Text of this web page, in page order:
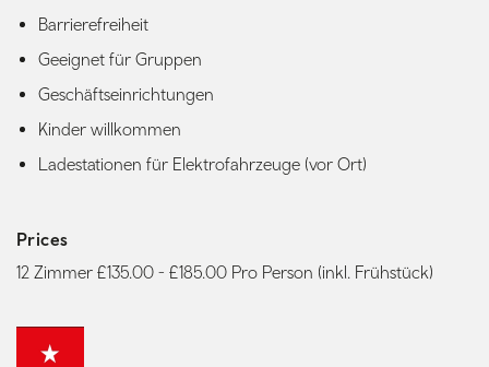
Barrierefreiheit
Geeignet für Gruppen
Geschäftseinrichtungen
Kinder willkommen
Ladestationen für Elektrofahrzeuge (vor Ort)
Prices
12 Zimmer £135.00 - £185.00 Pro Person (inkl. Frühstück)